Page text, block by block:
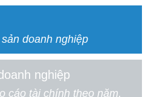
doanh nghiệp
nghiệp
cáo tài chính theo năm,